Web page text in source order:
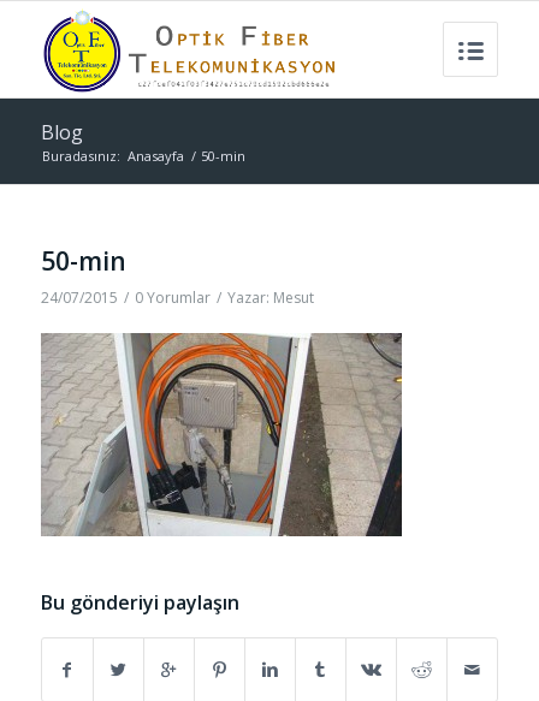
Blog
Buradasınız: Anasayfa / 50-min
50-min
24/07/2015 / 0 Yorumlar / Yazar: Mesut
Bu gönderiyi paylaşın